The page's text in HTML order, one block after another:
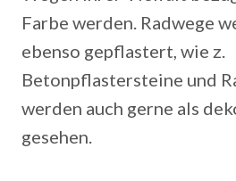
Farbe werden. Radwege
ebenso gepflastert, wie z.
Betonpflastersteine und
werden auch gerne als
gesehen.